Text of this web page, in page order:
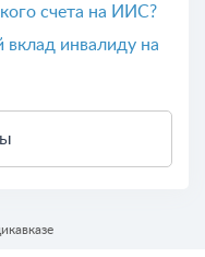
счета на ИИС?
инвалиду на